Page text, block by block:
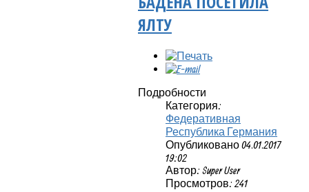
ЯЛТУ
Подробности
Категория:
Федеративная
Республика Германия
Опубликовано 04.01.2017
19:02
Автор: Super User
Просмотров: 241